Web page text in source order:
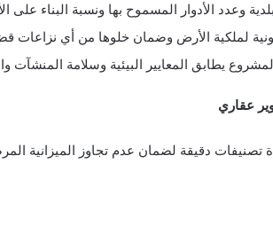
وعدد الأدوار المسموح بها ونسبة البناء على
لملكية الأرض وضمان خلوها من أي نزاعات
يطابق المعايير البيئية وسلامة المنشآت
عقاري
تصنيفات دقيقة لضمان عدم تجاوز الميزانية